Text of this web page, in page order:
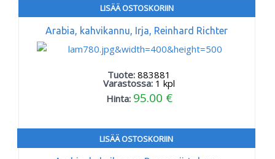
LISÄÄ OSTOSKORIIN
Arabia, kahvikannu, Irja, Reinhard Richter
Tuote:883881
Varastossa: 1 kpl
Hinta: 95.00 €
LISÄÄ OSTOSKORIIN